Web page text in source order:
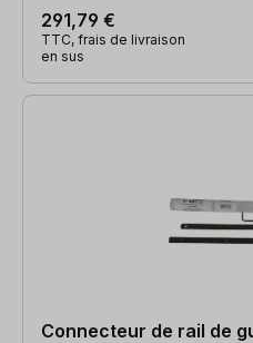
291,79 €
TTC, frais de livraison
en sus
Connecteur de rail de